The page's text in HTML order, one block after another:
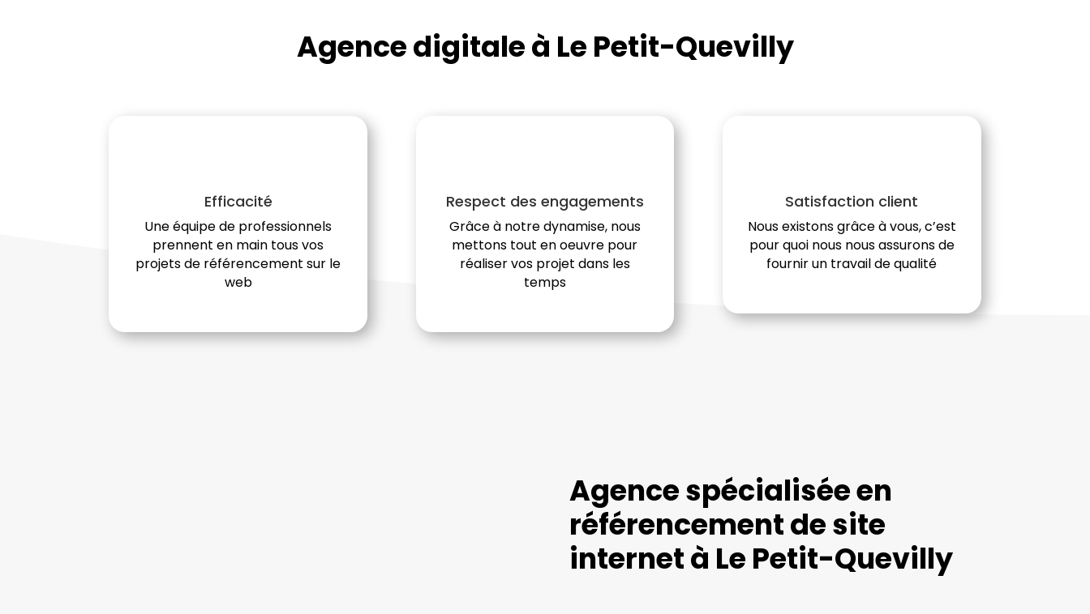
Agence digitale à Le Petit-Quevilly
Efficacité
Une équipe de professionnels
prennent en main tous vos
projets de référencement sur le
web
Respect des engagements
Grâce à notre dynamise, nous
mettons tout en oeuvre pour
réaliser vos projet dans les
temps
Satisfaction client
Nous existons grâce à vous, c’est
pour quoi nous nous assurons de
fournir un travail de qualité
Agence spécialisée en
référencement de site
internet à Le Petit-Quevilly